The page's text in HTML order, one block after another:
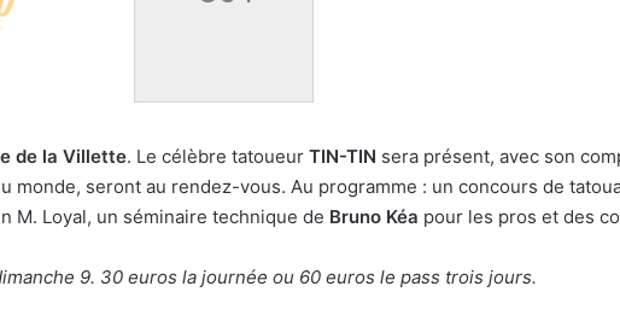
de la Villette. Le célèbre tatoueur TIN-TIN sera présent, avec son
seront au rendez-vous. Au programme : un concours de
M. Loyal, un séminaire technique de Bruno Kéa pour les pros et des
9. 30 euros la journée ou 60 euros le pass trois jours.